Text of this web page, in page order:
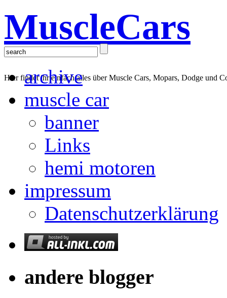
MuscleCars
Hier findet ihr einfach alles über Muscle Cars, Mopars, Dodge und
archive
muscle car
banner
Links
hemi motoren
impressum
Datenschutzerklärung
andere blogger